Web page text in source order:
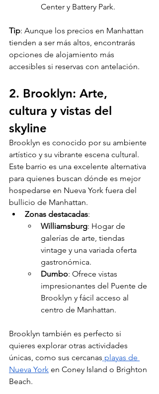
Center y Battery Park.
Tip: Aunque los precios en Manhattan
tienden a ser más altos, encontrarás
opciones de alojamiento más
accesibles si reservas con antelación.
2. Brooklyn: Arte,
cultura y vistas del
skyline
Brooklyn es conocido por su ambiente
artístico y su vibrante escena cultural.
Este barrio es una excelente alternativa
para quienes buscan dónde es mejor
hospedarse en Nueva York fuera del
bullicio de Manhattan.
Zonas destacadas:
Williamsburg: Hogar de
galerías de arte, tiendas
vintage y una variada oferta
gastronómica.
Dumbo: Ofrece vistas
impresionantes del Puente de
Brooklyn y fácil acceso al
centro de Manhattan.
Brooklyn también es perfecto si
quieres explorar otras actividades
únicas, como sus cercanas playas de
Nueva York en Coney Island o Brighton
Beach.